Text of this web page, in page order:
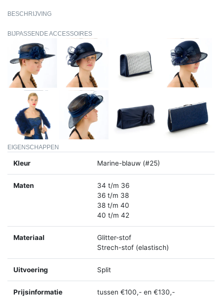
BESCHRIJVING
BIJPASSENDE ACCESSOIRES
EIGENSCHAPPEN
Kleur Marine-blauw (#25)
Maten
34 t/m 36
36 t/m 38
38 t/m 40
40 t/m 42
Materiaal
Glitter-stof
Strech-stof (elastisch)
Uitvoering Split
Prijsinformatie tussen €100,- en €130,-